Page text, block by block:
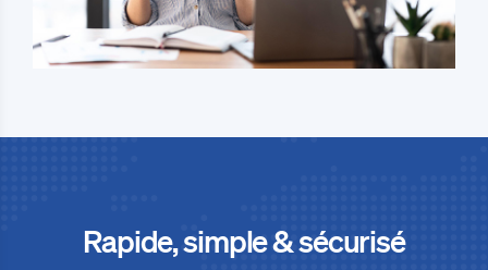
Rapide, simple & sécurisé